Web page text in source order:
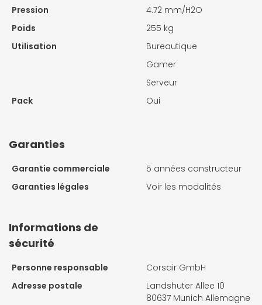
Pression
4.72 mm/H2O
Poids
255 kg
Utilisation
Bureautique
Gamer
Serveur
Pack
Oui
Garanties
Garantie commerciale
5 années constructeur
Garanties légales
Voir les modalités
Informations de
sécurité
Personne responsable
Corsair GmbH
Adresse postale
Landshuter Allee 10
80637 Munich Allemagne